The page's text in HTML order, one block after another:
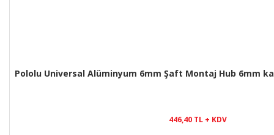
Pololu Universal Alüminyum 6mm Şaft Montaj Hub 6mm
446,40 TL + KDV